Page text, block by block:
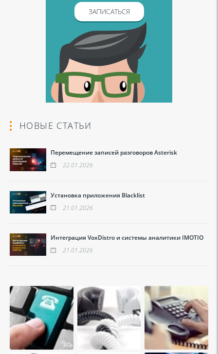
ЗАПИСАТЬСЯ
НОВЫЕ СТАТЬИ
Перемещение записей разговоров Asterisk
22.01.2026
Установка приложения Blacklist
21.01.2026
Интеграция VoxDistro и системы аналитики IMOTIO
21.01.2026